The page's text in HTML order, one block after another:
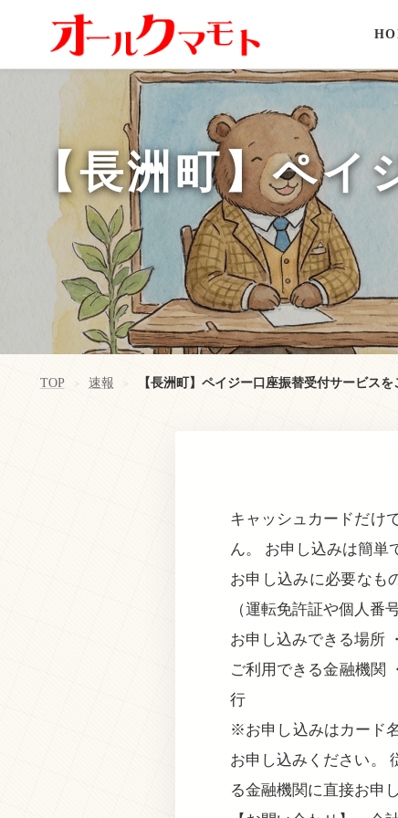
【長洲町】ペ
TOP > 速報 > 【長洲町】ペイジー口座振替受付サービス
キャッシュカードだけ
ん。 お申し込みは簡単
お申し込みに必要なも
（運転免許証や個人番
お申し込みできる場所
ご利用できる金融機関
行
※お申し込みはカード
お申し込みください。
る金融機関に直接お申